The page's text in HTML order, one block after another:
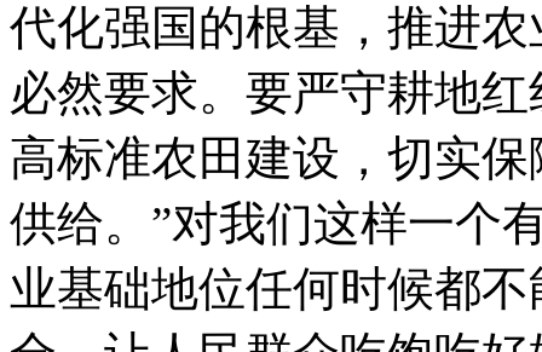
代化强国的根基，推进
必然要求。要严守耕地
高标准农田建设，切实
供给。”对我们这样一个
业基础地位任何时候都